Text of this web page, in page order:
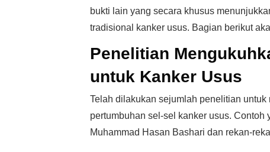
bukti lain yang secara khusus
tradisional kanker usus. Bagian berikut
Penelitian
untuk Kanker Usus
Telah dilakukan sejumlah penelitian
pertumbuhan sel-sel kanker usus.
Muhammad Hasan Bashari dan rekan-